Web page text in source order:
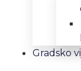
Gradsko